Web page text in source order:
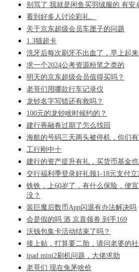
别骂了 我就是闲鱼买羽绒服的 有安
看到好多人讨论彩礼。
关于京东超级会员车厘子的问题
1.3猫超卡
洗牙后每次刷牙不出血了，早上起
求一个2024公考资源粉笔之类的
明天的京东超级会员值得买吗？
老哥们用哪款行车记录仪
龙钞名字写错还有救吗？
100元的龙钞啥时候约的？
建行善融卷过期了怎么找回
海航的号码三天两头被停机，你们
工行刚中十
建行的资产提升有礼，买货币基金也
交行福利季登录好礼领1-18元支付立
铁铁，上60岁了，有什么保险，便
没？
装巨魔后数币App闪退有办法解决吗
会是假的吗 酒 京喜领券 到手169
沃钱包集卡活动结束了吗？
接上贴，打算要二胎，请问老婆的
ipad mini2刷机问题，大佬求助
老哥们 现在兔茅啥价